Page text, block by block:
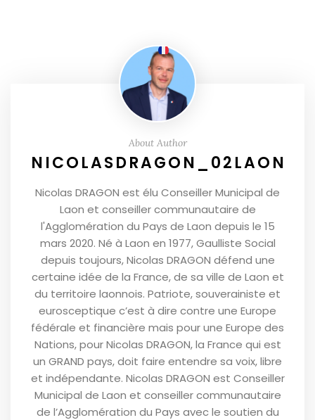
About Author
NICOLASDRAGON_02LAON
Nicolas DRAGON est élu Conseiller Municipal de
Laon et conseiller communautaire de
l'Agglomération du Pays de Laon depuis le 15
mars 2020. Né à Laon en 1977, Gaulliste Social
depuis toujours, Nicolas DRAGON défend une
certaine idée de la France, de sa ville de Laon et
du territoire laonnois. Patriote, souverainiste et
eurosceptique c’est à dire contre une Europe
fédérale et financière mais pour une Europe des
Nations, pour Nicolas DRAGON, la France qui est
un GRAND pays, doit faire entendre sa voix, libre
et indépendante. Nicolas DRAGON est Conseiller
Municipal de Laon et conseiller communautaire
de l’Agglomération du Pays avec le soutien du